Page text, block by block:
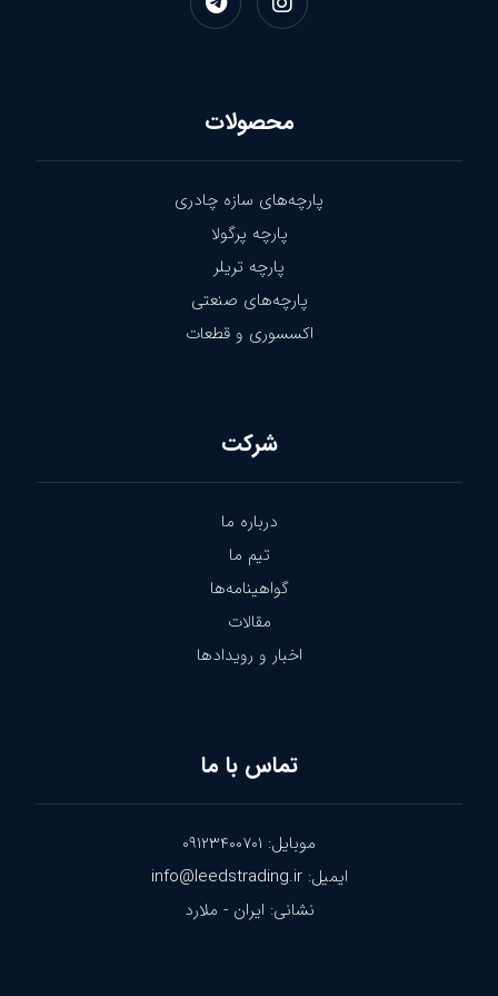
محصولات
پارچه‌های سازه چادری
پارچه پرگولا
پارچه تریلر
پارچه‌های صنعتی
اکسسوری و قطعات
شرکت
درباره ما
تیم ما
گواهینامه‌ها
مقالات
اخبار و رویدادها
تماس با ما
موبایل: ۰۹۱۲۳۴۰۰۷۰۱
ایمیل: info@leedstrading.ir
نشانی: ایران - ملارد